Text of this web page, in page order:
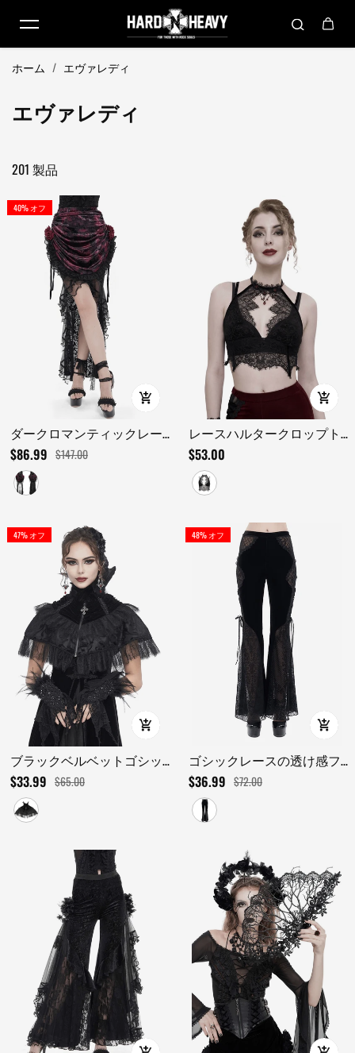
コンテンツにスキップ
ホーム / エヴァレディ
エヴァレディ
201 製品
40% オフ
ダークロマンティックレー
スマキシスカート、コルセ
ットウエストとフリル付き
のUSセール
$86.99 $147.00
レースハルタークロップト
ップ（チョーカーネックラ
イン付き）
$53.00
47% オフ
ブラックベルベットゴシッ
クケープ（レースと羽付
き）のUSセール
$33.99 $65.00
48% オフ
ゴシックレースの透け感フ
レアパンツ / レースアップ
リケパンツのUSセール
$36.99 $72.00